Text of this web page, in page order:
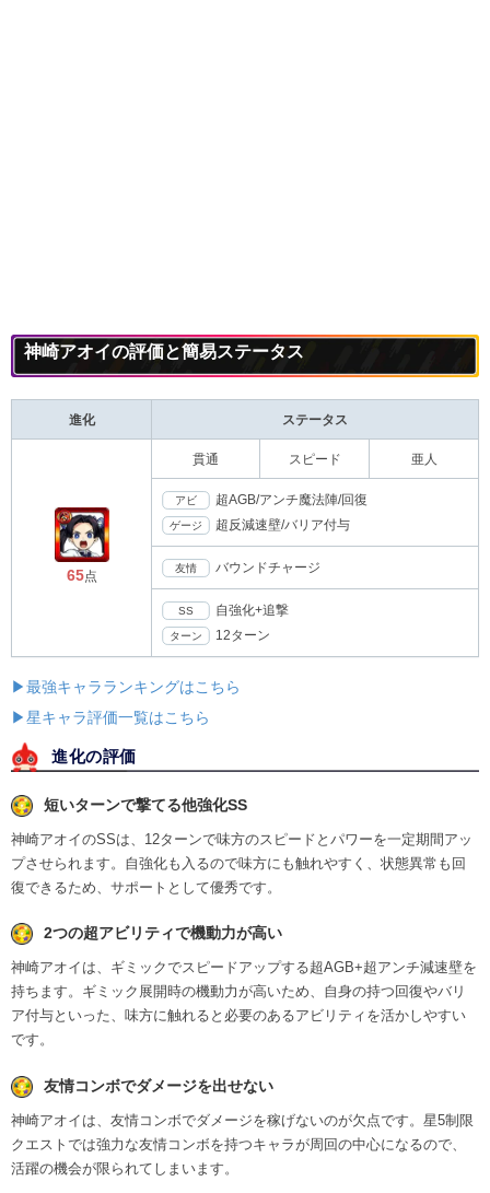
神崎アオイの評価と簡易ステータス
進化 ステータス
65点
貫通 スピード 亜人
アビ 超AGB/アンチ魔法陣/回復
ゲージ 超反減速壁/バリア付与
友情 バウンドチャージ
SS 自強化+追撃
ターン 12ターン
▶最強キャラランキングはこちら
▶星キャラ評価一覧はこちら
進化の評価
短いターンで撃てる他強化SS
神崎アオイのSSは、12ターンで味方のスピードとパワーを一定期間アッ
プさせられます。自強化も入るので味方にも触れやすく、状態異常も回
復できるため、サポートとして優秀です。
2つの超アビリティで機動力が高い
神崎アオイは、ギミックでスピードアップする超AGB+超アンチ減速壁を
持ちます。ギミック展開時の機動力が高いため、自身の持つ回復やバリ
ア付与といった、味方に触れると必要のあるアビリティを活かしやすい
です。
友情コンボでダメージを出せない
神崎アオイは、友情コンボでダメージを稼げないのが欠点です。星5制限
クエストでは強力な友情コンボを持つキャラが周回の中心になるので、
活躍の機会が限られてしまいます。